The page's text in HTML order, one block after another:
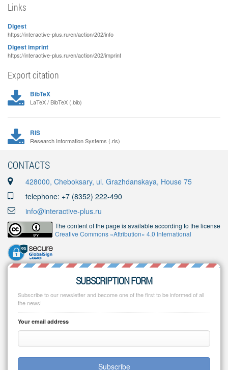
Links
Digest
https://interactive-plus.ru/en/action/202/info
Digest imprint
https://interactive-plus.ru/en/action/202/imprint
Export citation
BibTeX
LaTeX / BibTeX (.bib)
RIS
Research Information Systems (.ris)
CONTACTS
428000, Cheboksary, ul. Grazhdanskaya, House 75
telephone: +7 (8352) 222-490
info@interactive-plus.ru
The content of the page is available according to the license
Creative Commons «Attribution» 4.0 International
SUBSCRIPTION FORM
Subscribe to our newsletter and become one of the first to be informed of all
the news!
Your email address
Subscribe